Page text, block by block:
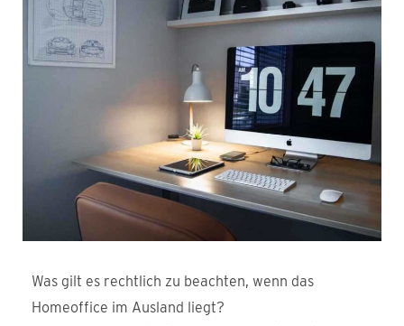
Was gilt es rechtlich zu beachten, wenn das
Homeoffice im Ausland liegt?